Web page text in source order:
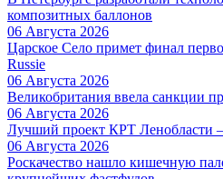
композитных баллонов
06 Августа 2026
Царское Село примет финал
Russie
06 Августа 2026
Великобритания ввела санкции
06 Августа 2026
Лучший проект КРТ Ленобласти
06 Августа 2026
Роскачество нашло кишечную